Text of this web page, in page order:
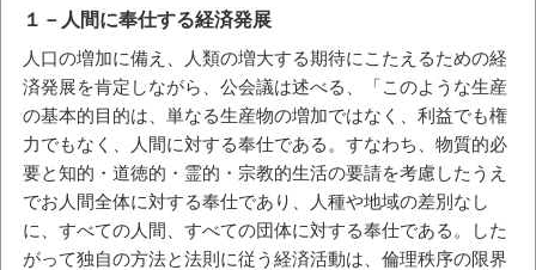
１－人間に奉仕する経済発展
人口の増加に備え、人類の増大する期待にこたえるための経
済発展を肯定しながら、公会議は述べる、「このような生産
の基本的目的は、単なる生産物の増加ではなく、利益でも権
力でもなく、人間に対する奉仕である。すなわち、物質的必
要と知的・道徳的・霊的・宗教的生活の要請を考慮したうえ
でお人間全体に対する奉仕であり、人種や地域の差別なし
に、すべての人間、すべての団体に対する奉仕である。した
がって独自の方法と法則に従う経済活動は、倫理秩序の限界